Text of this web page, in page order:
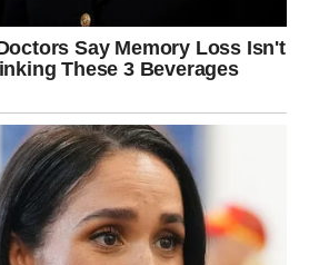
vam dolazi jeste ona unutrašnja.
osjećaćete mnogo više
da možete ostvariti sve što
negativne misli polako nestaju, a